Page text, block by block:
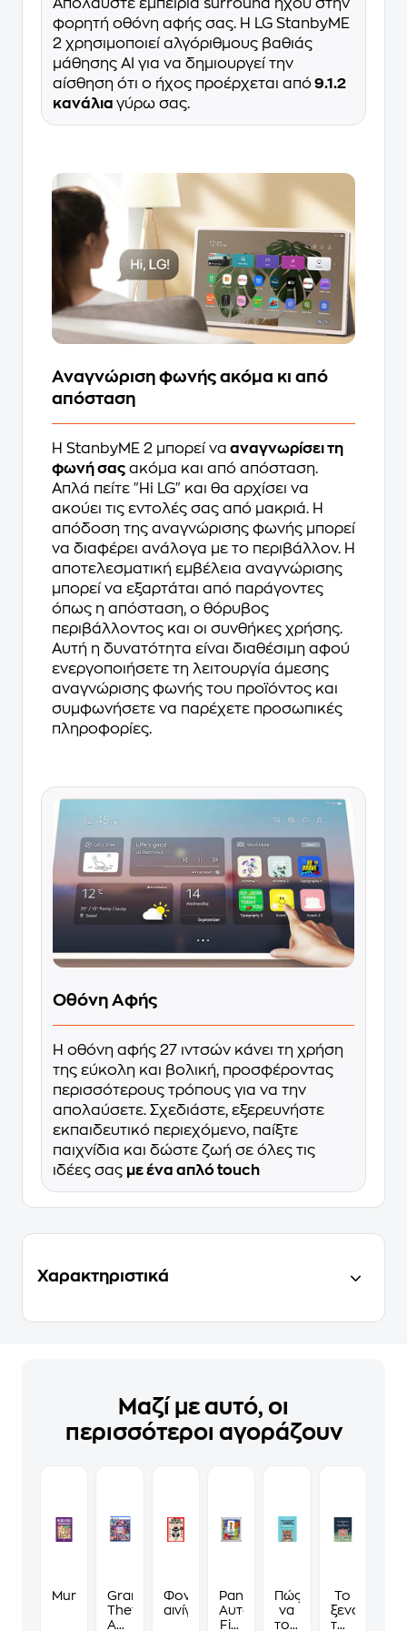
Απολαύστε εμπειρία surround ήχου στην
φορητή οθόνη αφής σας. Η LG StanbyME
2 χρησιμοποιεί αλγόριθμους βαθιάς
μάθησης AI για να δημιουργεί την
αίσθηση ότι ο ήχος προέρχεται από9.1.2
κανάλια γύρω σας.
Αναγνώριση φωνής ακόμα κι από
απόσταση
Η StanbyME 2 μπορεί να αναγνωρίσει τη
φωνή σας ακόμα και από απόσταση.
Απλά πείτε "Hi LG" και θα αρχίσει να
ακούει τις εντολές σας από μακριά. Η
απόδοση της αναγνώρισης φωνής μπορεί
να διαφέρει ανάλογα με το περιβάλλον. Η
αποτελεσματική εμβέλεια αναγνώρισης
μπορεί να εξαρτάται από παράγοντες
όπως η απόσταση, ο θόρυβος
περιβάλλοντος και οι συνθήκες χρήσης.
Αυτή η δυνατότητα είναι διαθέσιμη αφού
ενεργοποιήσετε τη λειτουργία άμεσης
αναγνώρισης φωνής του προϊόντος και
συμφωνήσετε να παρέχετε προσωπικές
πληροφορίες.
Οθόνη Αφής
Η οθόνη αφής 27 ιντσών κάνει τη χρήση
της εύκολη και βολική, προσφέροντας
περισσότερους τρόπους για να την
απολαύσετε. Σχεδιάστε, εξερευνήστε
εκπαιδευτικό περιεχόμενο, παίξτε
παιχνίδια και δώστε ζωή σε όλες τις
ιδέες σας με ένα απλό touch
Χαρακτηριστικά
Μαζί με αυτό, οι
περισσότεροι αγοράζουν
MurdokuGrand
Theft
Auto
Φονικά
αινίγματα
Panini
Αυτοκόλλητα
Fifa
Πώς
να
τους
Το
ξενοδοχείο
των